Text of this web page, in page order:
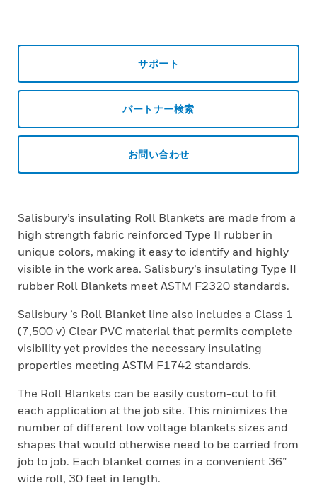
サポート
パートナー検索
お問い合わせ
Salisbury’s insulating Roll Blankets are made from a
high strength fabric reinforced Type II rubber in
unique colors, making it easy to identify and highly
visible in the work area. Salisbury’s insulating Type II
rubber Roll Blankets meet ASTM F2320 standards.
Salisbury ’s Roll Blanket line also includes a Class 1
(7,500 v) Clear PVC material that permits complete
visibility yet provides the necessary insulating
properties meeting ASTM F1742 standards.
The Roll Blankets can be easily custom-cut to fit
each application at the job site. This minimizes the
number of different low voltage blankets sizes and
shapes that would otherwise need to be carried from
job to job. Each blanket comes in a convenient 36”
wide roll, 30 feet in length.